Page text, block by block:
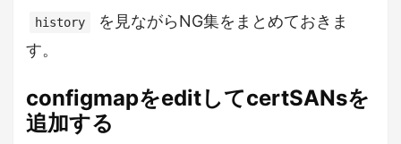
history
を見ながらNG集をまとめておきま
す。
configmapをeditしてcertSANsを
追加する